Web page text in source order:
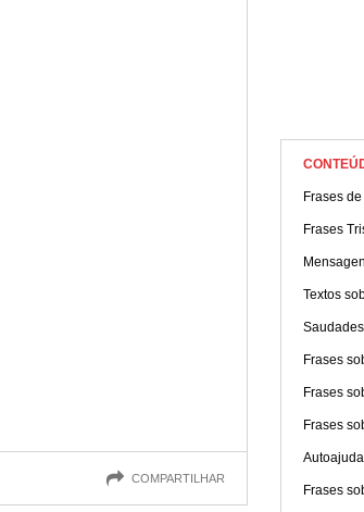
COMPARTILHAR
Frases
Frases
Textos
Frases
Frases
Frases
Frases